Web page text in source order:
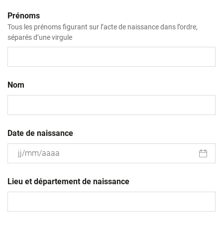
Prénoms
Tous les prénoms figurant sur l’acte de naissance dans l’ordre,
séparés d’une virgule
Nom
Date de naissance
slash
MM
Lieu et département de naissance